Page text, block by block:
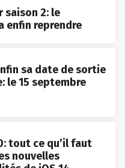
saison 2: le
enfin reprendre
sa date de sortie
le 15 septembre
tout ce qu’il faut
nouvelles